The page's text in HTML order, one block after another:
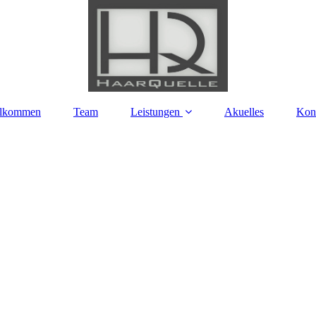
Team Leistungen Akuelles